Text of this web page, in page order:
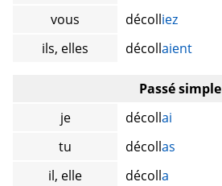
vous
décolliez
ils, elles
décollaient
Passé simple
je
décollai
tu
décollas
il, elle
décolla